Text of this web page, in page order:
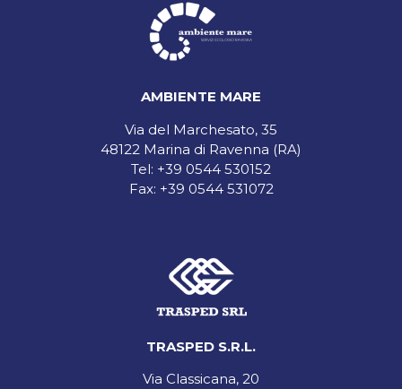
AMBIENTE MARE
Via del Marchesato, 35
48122 Marina di Ravenna (RA)
Tel: +39 0544 530152
Fax: +39 0544 531072
TRASPED S.R.L.
Via Classicana, 20